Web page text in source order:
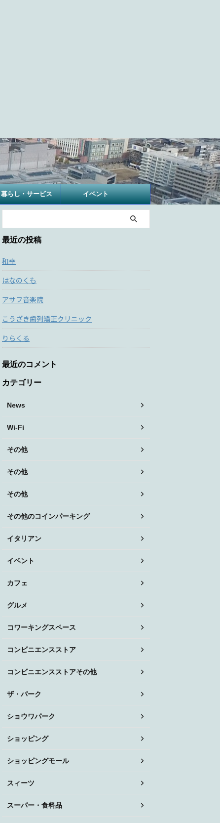
暮らし・サービス イベント
最近の投稿
和幸
はなのくも
アサフ音楽院
こうざき歯列矯正クリニック
りらくる
最近のコメント
カテゴリー
News
Wi-Fi
その他
その他
その他
その他のコインパーキング
イタリアン
イベント
カフェ
グルメ
コワーキングスペース
コンビニエンスストア
コンビニエンスストアその他
ザ・パーク
ショウワパーク
ショッピング
ショッピングモール
スィーツ
スーパー・食料品